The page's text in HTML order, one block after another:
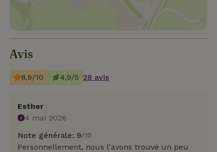
Avis
8,9/10 4,9/5 28 avis
Esther
4 mai 2026
Note générale: 9/10
Personnellement, nous l'avons trouvé un peu